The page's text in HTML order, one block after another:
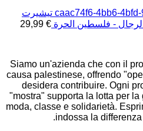
تيشيرت
- فلسطين الحرة
29,99 €
Siamo un'azienda che con il
causa palestinese, offrendo
desidera contribuire. Ogni
"mostra" supporta la lotta per
moda, classe e solidarietà.
indossa la